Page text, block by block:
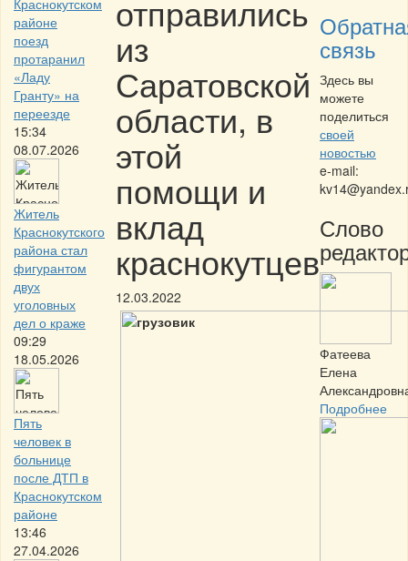
Краснокутском
районе
поезд
протаранил
«Ладу
Гранту» на
переезде
15:34
08.07.2026
Житель
Краснокутского
района стал
фигурантом
двух
уголовных
дел о краже
09:29
18.05.2026
Пять
человек в
больнице
после ДТП в
Краснокутском
районе
13:46
27.04.2026
отправились
из
Саратовской
области, в
этой
помощи и
вклад
краснокутцев
12.03.2022
связь
Здесь вы
можете
поделиться
своей
новостью
e-mail:
Слово
Фатеева
Елена
Подробнее